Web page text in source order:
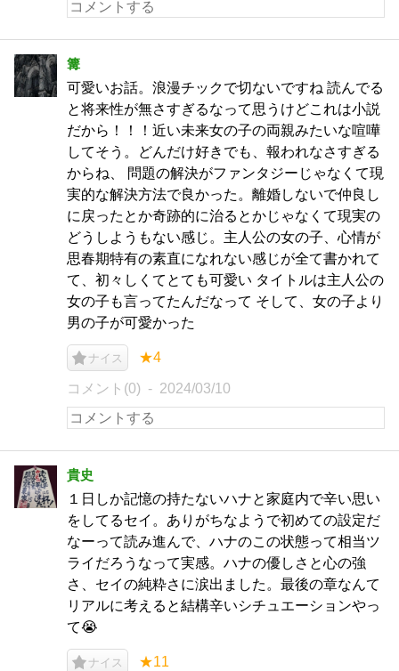
篝
可愛いお話。浪漫チックで切ないですね 読んでる
と将来性が無さすぎるなって思うけどこれは小説
だから！！！近い未来女の子の両親みたいな喧嘩
してそう。どんだけ好きでも、報われなさすぎる
からね、 問題の解決がファンタジーじゃなくて現
実的な解決方法で良かった。離婚しないで仲良し
に戻ったとか奇跡的に治るとかじゃなくて現実の
どうしようもない感じ。主人公の女の子、心情が
思春期特有の素直になれない感じが全て書かれて
て、初々しくてとても可愛い タイトルは主人公の
女の子も言ってたんだなって そして、女の子より
男の子が可愛かった
ナイス ★4
コメント(0) 2024/03/10
貴史
１日しか記憶の持たないハナと家庭内で辛い思い
をしてるセイ。ありがちなようで初めての設定だ
なーって読み進んで、ハナのこの状態って相当ツ
ライだろうなって実感。ハナの優しさと心の強
さ、セイの純粋さに涙出ました。最後の章なんて
リアルに考えると結構辛いシチュエーションやっ
て😭
ナイス ★11